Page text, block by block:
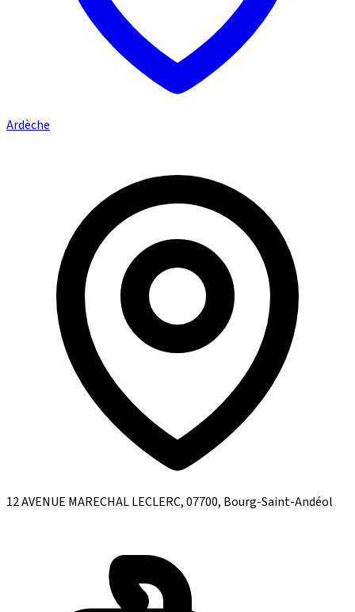
Ardèche
12 AVENUE MARECHAL LECLERC, 07700, Bourg-Saint-Andéol